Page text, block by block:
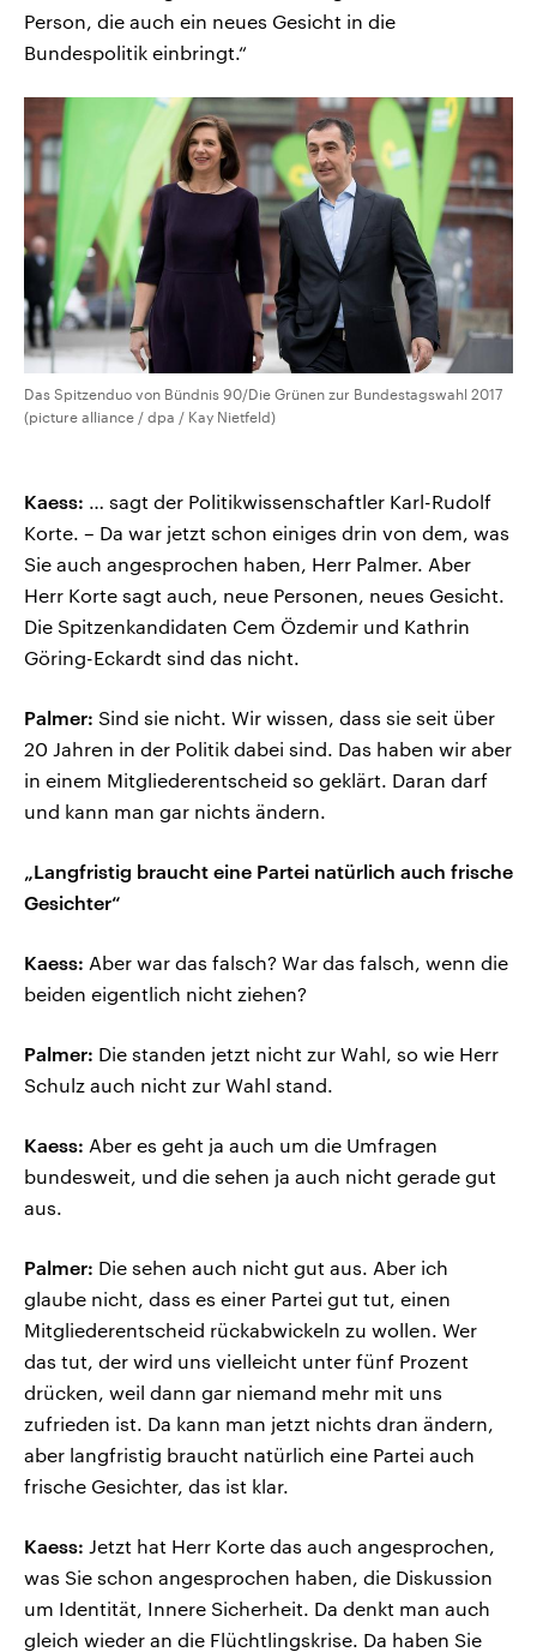
Person, die auch ein neues Gesicht in die
Bundespolitik einbringt.“
Das Spitzenduo von Bündnis 90/Die Grünen zur Bundestagswahl 2017
(picture alliance / dpa / Kay Nietfeld)
Kaess: … sagt der Politikwissenschaftler Karl-Rudolf
Korte. – Da war jetzt schon einiges drin von dem, was
Sie auch angesprochen haben, Herr Palmer. Aber
Herr Korte sagt auch, neue Personen, neues Gesicht.
Die Spitzenkandidaten Cem Özdemir und Kathrin
Göring-Eckardt sind das nicht.
Palmer: Sind sie nicht. Wir wissen, dass sie seit über
20 Jahren in der Politik dabei sind. Das haben wir aber
in einem Mitgliederentscheid so geklärt. Daran darf
und kann man gar nichts ändern.
„Langfristig braucht eine Partei natürlich auch frische
Gesichter“
Kaess: Aber war das falsch? War das falsch, wenn die
beiden eigentlich nicht ziehen?
Palmer: Die standen jetzt nicht zur Wahl, so wie Herr
Schulz auch nicht zur Wahl stand.
Kaess: Aber es geht ja auch um die Umfragen
bundesweit, und die sehen ja auch nicht gerade gut
aus.
Palmer: Die sehen auch nicht gut aus. Aber ich
glaube nicht, dass es einer Partei gut tut, einen
Mitgliederentscheid rückabwickeln zu wollen. Wer
das tut, der wird uns vielleicht unter fünf Prozent
drücken, weil dann gar niemand mehr mit uns
zufrieden ist. Da kann man jetzt nichts dran ändern,
aber langfristig braucht natürlich eine Partei auch
frische Gesichter, das ist klar.
Kaess: Jetzt hat Herr Korte das auch angesprochen,
was Sie schon angesprochen haben, die Diskussion
um Identität, Innere Sicherheit. Da denkt man auch
gleich wieder an die Flüchtlingskrise. Da haben Sie